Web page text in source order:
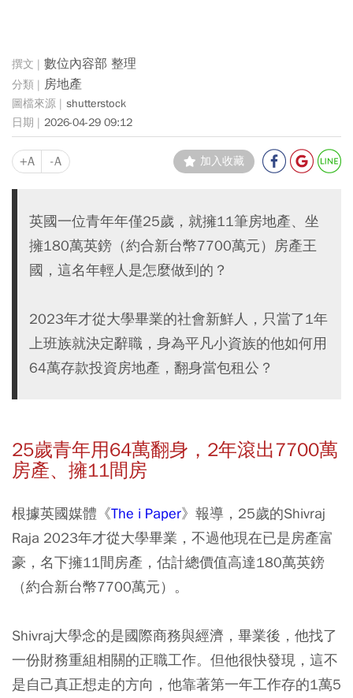
數位內容部 整理
房地產
shutterstock
2026-04-29 09:12
+A -A 加入收藏
英國一位青年年僅25歲，就擁11筆房地產、坐
擁180萬英鎊（約合新台幣7700萬元）房產王
國，這名年輕人是怎麼做到的？
2023年才從大學畢業的社會新鮮人，只當了1年
上班族就決定辭職，身為平凡小資族的他如何用
64萬存款投資房地產，翻身當包租公？
25歲青年用64萬翻身，2年滾出7700萬
房產、擁11間房
根據英國媒體《The i Paper》報導，25歲的Shivraj
Raja 2023年才從大學畢業，不過他現在已是房產富
豪，名下擁11間房產，估計總價值高達180萬英鎊
（約合新台幣7700萬元）。
Shivraj大學念的是國際商務與經濟，畢業後，他找了
一份財務重組相關的正職工作。但他很快發現，這不
是自己真正想走的方向，他靠著第一年工作存的1萬5